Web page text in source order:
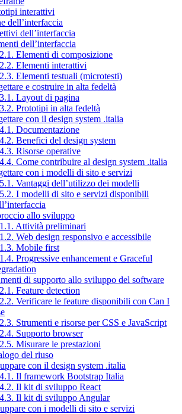
interattivi
dell’interfaccia
dell’interfaccia
dell’interfaccia
Elementi di composizione
Elementi interattivi
Elementi testuali (microtesti)
e costruire in alta fedeltà
Layout di pagina
Prototipi in alta fedeltà
con il design system .italia
Documentazione
Benefici del design system
Risorse operative
Come contribuire al design system .italia
con i modelli di sito e servizi
Vantaggi dell’utilizzo dei modelli
I modelli di sito e servizi disponibili
allo sviluppo
Attività preliminari
Web design responsivo e accessibile
Mobile first
Progressive enhancement e Graceful
di supporto allo sviluppo del software
Feature detection
Verificare le feature disponibili con Can I
Strumenti e risorse per CSS e JavaScript
Supporto browser
Misurare le prestazioni
del riuso
con il design system .italia
Il framework Bootstrap Italia
Il kit di sviluppo React
Il kit di sviluppo Angular
con i modelli di sito e servizi